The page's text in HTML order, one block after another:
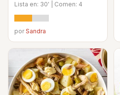
Lista en: 30' | Comen: 4
porSandra